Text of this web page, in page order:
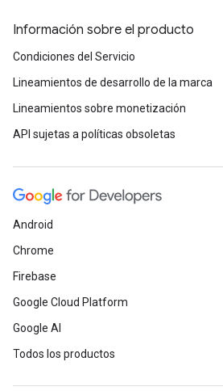
Información sobre el producto
Condiciones del Servicio
Lineamientos de desarrollo de la marca
Lineamientos sobre monetización
API sujetas a políticas obsoletas
Android
Chrome
Firebase
Google Cloud Platform
Google AI
Todos los productos